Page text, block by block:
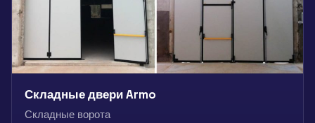
Складные двери Armo
Складные ворота